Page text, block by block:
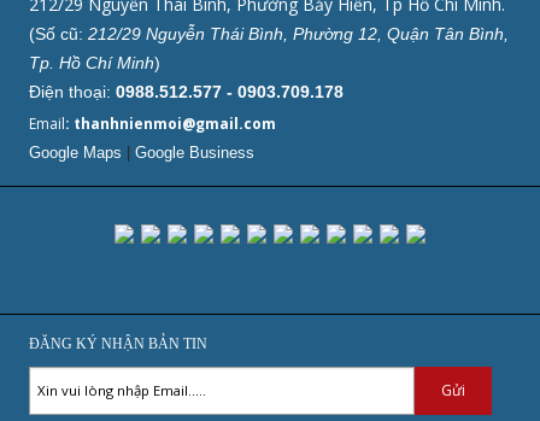
(Số cũ: 212/29 Nguyễn Thái Bình, Phường 12, Quận Tân Bình,
Tp. Hồ Chí Minh)
Điện thoại: 0988.512.577 - 0903.709.178
Email: thanhnienmoi@gmail.com
Google Maps | Google Business
ĐĂNG KÝ NHẬN BẢN TIN